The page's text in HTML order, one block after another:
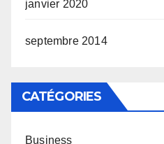
janvier 2020
septembre 2014
CATÉGORIES
Business